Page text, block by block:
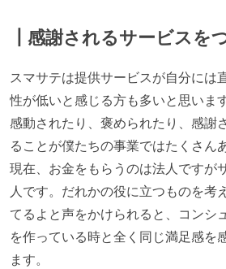
┃感謝されるサービスを
スマサテは提供サービスが自分には
性が低いと感じる方も多いと思いま
感動されたり、褒められたり、感謝
ることが僕たちの事業ではたくさん
現在、お金をもらうのは法人ですが
人です。だれかの役に立つものを考
てるよと声をかけられると、コンシ
を作っている時と全く同じ満足感を
ます。